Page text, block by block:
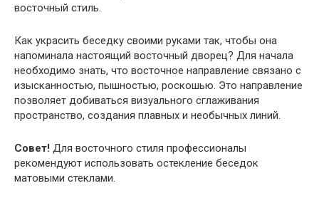
восточный стиль.
Как украсить беседку своими руками так, чтобы она
напоминала настоящий восточный дворец? Для начала
необходимо знать, что восточное направление связано с
изысканностью, пышностью, роскошью. Это направление
позволяет добиваться визуального сглаживания
пространство, создания плавных и необычных линий.
Совет! Для восточного стиля профессионалы
рекомендуют использовать остекление беседок
матовыми стеклами.